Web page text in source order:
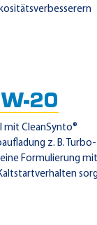
20
mit CleanSynto®
z. B. Turbo-
Formulierung mit